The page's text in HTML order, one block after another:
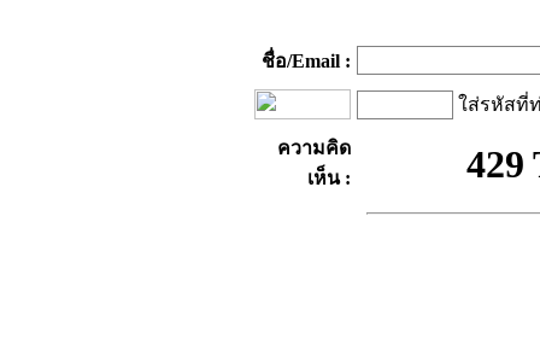
ชื่อ/Email :
ใส่รหัสที่
ความคิด
เห็น :